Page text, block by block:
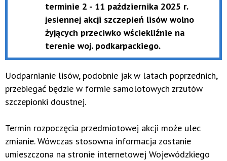
terminie 2 - 11 października 2025 r.
jesiennej akcji szczepień lisów wolno
żyjących przeciwko wściekliźnie na
terenie woj. podkarpackiego.
Uodparnianie lisów, podobnie jak w latach poprzednich,
przebiegać będzie w formie samolotowych zrzutów
szczepionki doustnej.
Termin rozpoczęcia przedmiotowej akcji może ulec
zmianie. Wówczas stosowna informacja zostanie
umieszczona na stronie internetowej Wojewódzkiego